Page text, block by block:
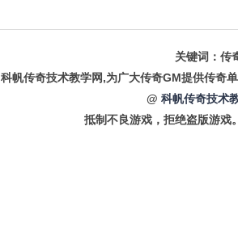
关键词：传
科帆传奇技术教学网,为广大传奇GM提供传奇
@ 科帆传奇技术
抵制不良游戏，拒绝盗版游戏